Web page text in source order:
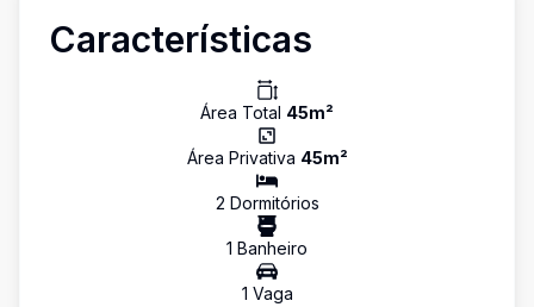
Características
Área Total 45m²
Área Privativa 45m²
2 Dormitórios
1 Banheiro
1 Vaga